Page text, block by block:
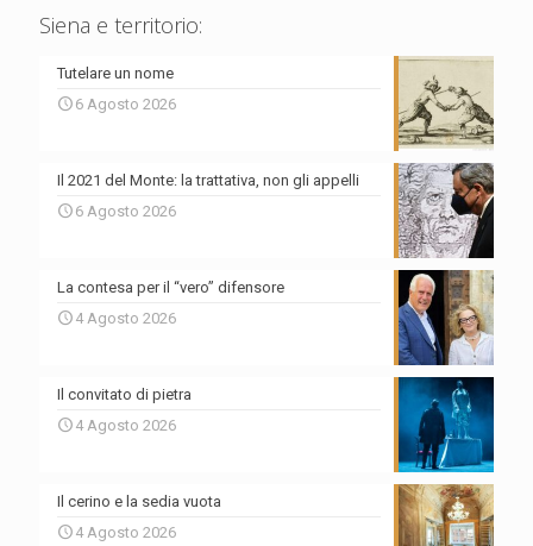
Siena e territorio:
Tutelare un nome
6 Agosto 2026
Il 2021 del Monte: la trattativa, non gli appelli
6 Agosto 2026
La contesa per il “vero” difensore
4 Agosto 2026
Il convitato di pietra
4 Agosto 2026
Il cerino e la sedia vuota
4 Agosto 2026